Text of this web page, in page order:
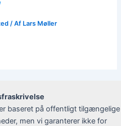
/ Af Lars Møller
baseret på offentligt tilgængelige
men vi garanterer ikke for